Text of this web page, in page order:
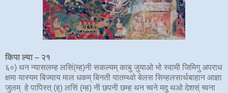
किपा ल्या– २१
६०) थन न्यासलम्ह लसिं(म्ह)नी सकल्यम् काबु जुयाओ भो स्वामी जिमिगु अपराध
क्षमा यास्यम बिज्याय माल धकम् बिनती यातम्थ्वो बेलस सिम्हलसार्थबाहान आज्ञा
जुलम् हे पापिस्त् (ह्) लसिं (म्ह) नी छपनी छम्ह थन च्वने मदु थओ देशस्ं च्वना